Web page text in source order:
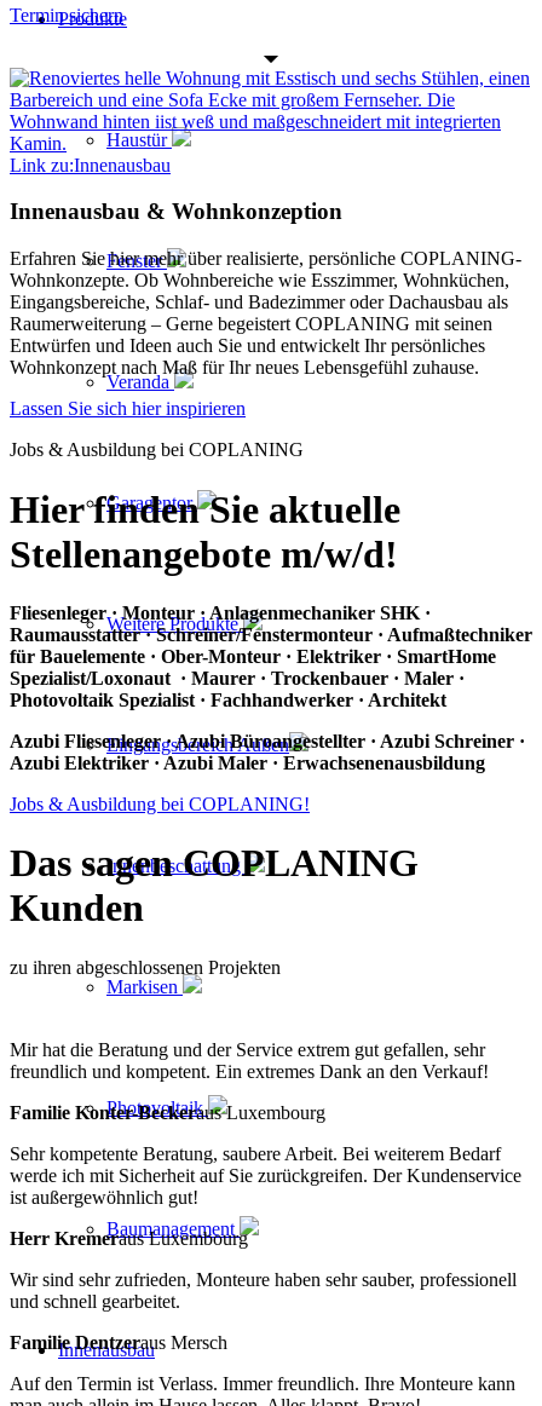
Produkte
Haustür
Fenster
Veranda
Garagentor
Weitere Produkte
Eingangsbereich Außen
Innenbeschattung
Markisen
Photovoltaik
Baumanagement
Innenausbau
Termin sichern
Link zu:Innenausbau
Innenausbau & Wohnkonzeption
Erfahren Sie hier mehr über realisierte, persönliche COPLANING-
Wohnkonzepte. Ob Wohnbereiche wie Esszimmer, Wohnküchen,
Eingangsbereiche, Schlaf- und Badezimmer oder Dachausbau als
Raumerweiterung – Gerne begeistert COPLANING mit seinen
Entwürfen und Ideen auch Sie und entwickelt Ihr persönliches
Wohnkonzept nach Maß für Ihr neues Lebensgefühl zuhause.
Lassen Sie sich hier inspirieren
Jobs & Ausbildung bei COPLANING
Hier finden Sie aktuelle
Stellenangebote m/w/d!
Fliesenleger · Monteur · Anlagenmechaniker SHK ·
Raumausstatter · Schreiner/Fenstermonteur · Aufmaßtechniker
für Bauelemente · Ober-Monteur · Elektriker · SmartHome
Spezialist/Loxonaut · Maurer · Trockenbauer · Maler ·
Photovoltaik Spezialist · Fachhandwerker · Architekt
Azubi Fliesenleger · Azubi Büroangestellter · Azubi Schreiner ·
Azubi Elektriker · Azubi Maler · Erwachsenenausbildung
Jobs & Ausbildung bei COPLANING!
Das sagenCOPLANING
Kunden
zu ihren abgeschlossenen Projekten
Mir hat die Beratung und der Service extrem gut gefallen, sehr
freundlich und kompetent. Ein extremes Dank an den Verkauf!
Familie Konter-Beckeraus Luxembourg
Sehr kompetente Beratung, saubere Arbeit. Bei weiterem Bedarf
werde ich mit Sicherheit auf Sie zurückgreifen. Der Kundenservice
ist außergewöhnlich gut!
Herr Kremeraus Luxembourg
Wir sind sehr zufrieden, Monteure haben sehr sauber, professionell
und schnell gearbeitet.
Familie Dentzeraus Mersch
Auf den Termin ist Verlass. Immer freundlich. Ihre Monteure kann